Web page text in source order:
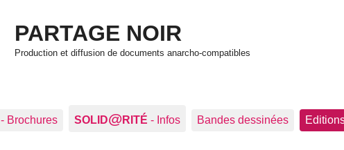
PARTAGE NOIR
Production et diffusion de documents anarcho-compatibles
- Brochures SOLID@RITÉ - Infos Bandes dessinées